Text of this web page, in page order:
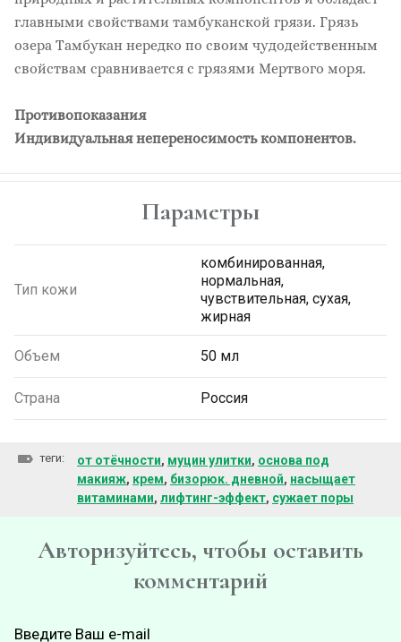
главными свойствами тамбуканской грязи. Грязь
озера Тамбукан нередко по своим чудодейственным
свойствам сравнивается с грязями Мертвого моря.
Противопоказания
Индивидуальная непереносимость компонентов.
Параметры
Тип кожи
комбинированная,
нормальная,
чувствительная, сухая,
жирная
Объем 50 мл
Страна Россия
теги: от отёчности, муцин улитки, основа под
макияж, крем, бизорюк. дневной, насыщает
витаминами, лифтинг-эффект, сужает поры
Авторизуйтесь, чтобы оставить
комментарий